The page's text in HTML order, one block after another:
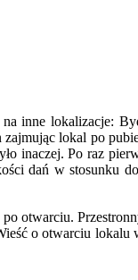
inne lokalizacje:
lokal po
inaczej. Po raz
dań w stosunku
otwarciu.
o otwarciu lokalu